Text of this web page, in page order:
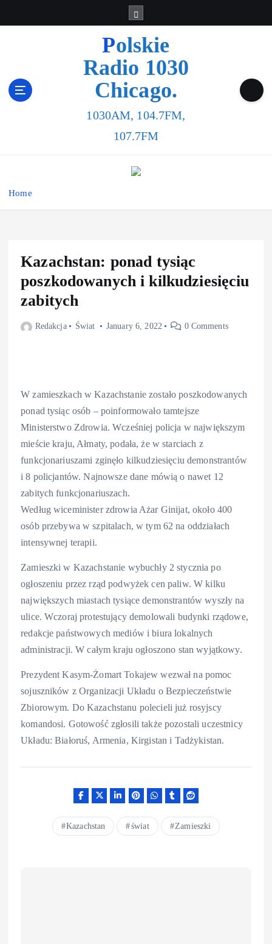
Polskie
Radio 1030
Chicago.
1030AM, 104.7FM,
107.7FM
Home
Kazachstan: ponad tysiąc
poszkodowanych i kilkudziesięciu
zabitych
Redakcja Świat January 6, 2022 0 Comments
W zamieszkach w Kazachstanie zostało poszkodowanych
ponad tysiąc osób – poinformowało tamtejsze
Ministerstwo Zdrowia. Wcześniej policja w największym
mieście kraju, Ałmaty, podała, że w starciach z
funkcjonariuszami zginęło kilkudziesięciu demonstrantów
i 8 policjantów. Najnowsze dane mówią o nawet 12
zabitych funkcjonariuszach.
Według wiceminister zdrowia Ażar Ginijat, około 400
osób przebywa w szpitalach, w tym 62 na oddziałach
intensywnej terapii.
Zamieszki w Kazachstanie wybuchły 2 stycznia po
ogłoszeniu przez rząd podwyżek cen paliw. W kilku
największych miastach tysiące demonstrantów wyszły na
ulice. Wczoraj protestujący demolowali budynki rządowe,
redakcje państwowych mediów i biura lokalnych
administracji. W całym kraju ogłoszono stan wyjątkowy.
Prezydent Kasym-Żomart Tokajew wezwał na pomoc
sojuszników z Organizacji Układu o Bezpieczeństwie
Zbiorowym. Do Kazachstanu polecieli już rosyjscy
komandosi. Gotowość zgłosili także pozostali uczestnicy
Układu: Białoruś, Armenia, Kirgistan i Tadżykistan.
Kazachstan świat Zamieszki